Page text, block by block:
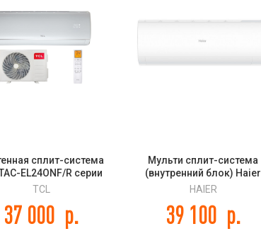
сплит-система
EL24ONF/R серии
ELITE
TCL
37 000 р.
Мульти сплит-система
(внутренний блок) Haier
Coral Super Match
HAIER
39 100 р.